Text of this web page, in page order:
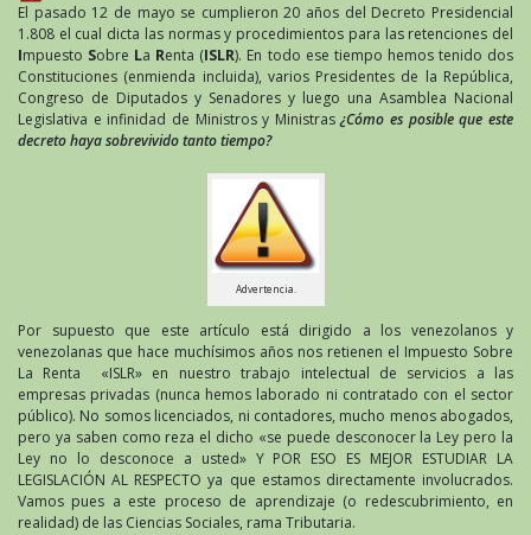
El pasado 12 de mayo se cumplieron 20 años del Decreto Presidencial
1.808 el cual dicta las normas y procedimientos para las retenciones del
Impuesto Sobre La Renta (ISLR). En todo ese tiempo hemos tenido dos
Constituciones (enmienda incluida), varios Presidentes de la República,
Congreso de Diputados y Senadores y luego una Asamblea Nacional
Legislativa e infinidad de Ministros y Ministras¿Cómo es posible que este
decreto haya sobrevivido tanto tiempo?
Advertencia.
Por supuesto que este artículo está dirigido a los venezolanos y
venezolanas que hace muchísimos años nos retienen el Impuesto Sobre
La Renta «ISLR» en nuestro trabajo intelectual de servicios a las
empresas privadas (nunca hemos laborado ni contratado con el sector
público). No somos licenciados, ni contadores, mucho menos abogados,
pero ya saben como reza el dicho «se puede desconocer la Ley pero la
Ley no lo desconoce a usted» Y POR ESO ES MEJOR ESTUDIAR LA
LEGISLACIÓN AL RESPECTO ya que estamos directamente involucrados.
Vamos pues a este proceso de aprendizaje (o redescubrimiento, en
realidad) de las Ciencias Sociales, rama Tributaria.